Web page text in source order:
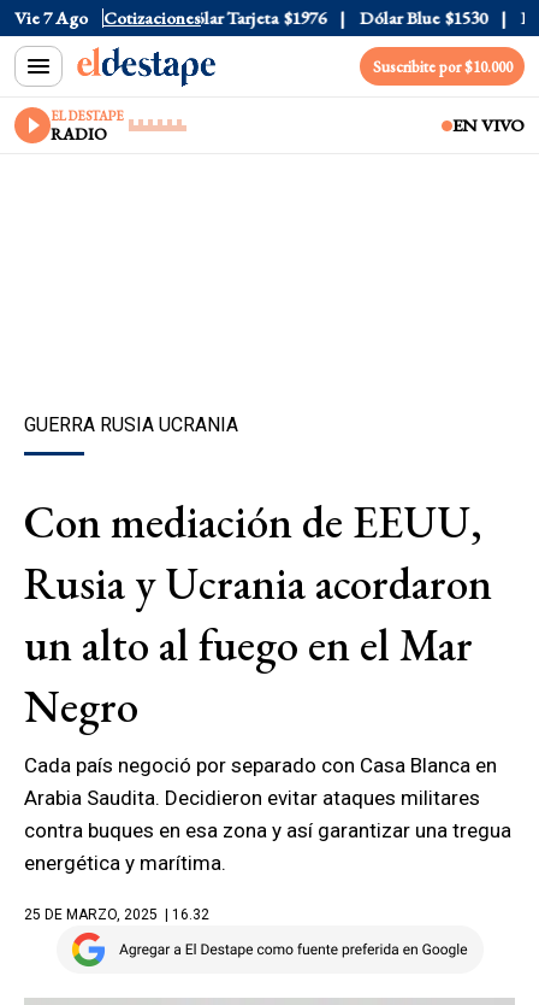
Vie 7 Ago Cotizaciones
Oficial $1520 Dólar Tarjeta $1976 Dólar Blue $1530
Suscribite por $10.000
EL DESTAPE
RADIO EN VIVO
GUERRA RUSIA UCRANIA
Con mediación de EEUU,
Rusia y Ucrania acordaron
un alto al fuego en el Mar
Negro
Cada país negoció por separado con Casa Blanca en
Arabia Saudita. Decidieron evitar ataques militares
contra buques en esa zona y así garantizar una tregua
energética y marítima.
25 DE MARZO, 2025 | 16.32